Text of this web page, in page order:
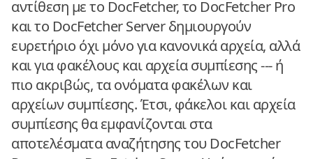
αντίθεση με το DocFetcher, το DocFetcher Pro
και το DocFetcher Server δημιουργούν
ευρετήριο όχι μόνο για κανονικά αρχεία, αλλά
και για φακέλους και αρχεία συμπίεσης --- ή
πιο ακριβώς, τα ονόματα φακέλων και
αρχείων συμπίεσης. Έτσι, φάκελοι και αρχεία
συμπίεσης θα εμφανίζονται στα
αποτελέσματα αναζήτησης του DocFetcher